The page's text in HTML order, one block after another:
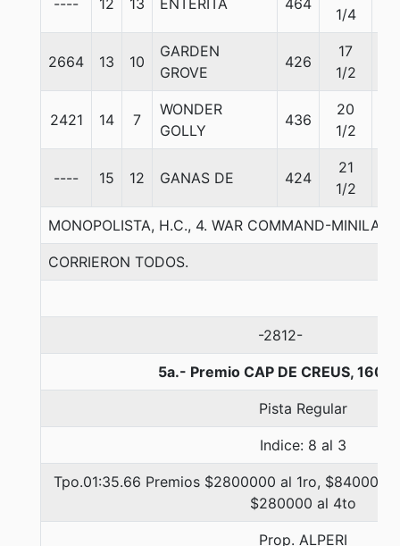
---- 12 13 ENTERITA 464
1/4
2664 13 10
GARDEN
GROVE
426
17
1/2
2421 14 7
WONDER
GOLLY
436
20
1/2
---- 15 12 GANAS DE 424
21
1/2
MONOPOLISTA, H.C., 4. WAR COMMAND-MINILAS-
CORRIERON TODOS.
-2812-
5a.- Premio CAP DE CREUS,
Pista Regular
Indice: 8 al 3
Tpo.01:35.66 Premios $2800000 al 1ro, $840000
$280000 al 4to
Prop. ALPERI